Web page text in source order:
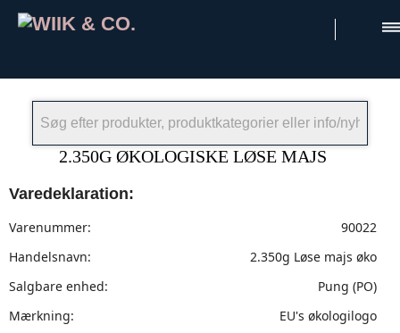
2.350G ØKOLOGISKE LØSE MAJS
Varedeklaration:
Varenummer:
90022
Handelsnavn:
2.350g Løse majs øko
Salgbare enhed:
Pung (PO)
Mærkning:
EU's økologilogo